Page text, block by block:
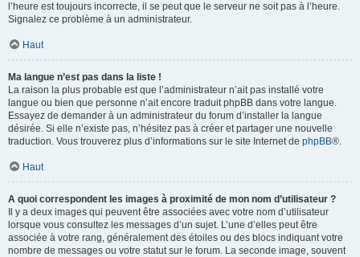
l’heure est toujours incorrecte, il se peut que le serveur ne soit pas à l’heure.
Signalez ce problème à un administrateur.
Haut
Ma langue n’est pas dans la liste !
La raison la plus probable est que l’administrateur n’ait pas installé votre
langue ou bien que personne n’ait encore traduit phpBB dans votre langue.
Essayez de demander à un administrateur du forum d’installer la langue
désirée. Si elle n’existe pas, n’hésitez pas à créer et partager une nouvelle
traduction. Vous trouverez plus d’informations sur le site Internet de phpBB®.
Haut
A quoi correspondent les images à proximité de mon nom d’utilisateur ?
Il y a deux images qui peuvent être associées avec votre nom d’utilisateur
lorsque vous consultez les messages d’un sujet. L’une d’elles peut être
associée à votre rang, généralement des étoiles ou des blocs indiquant votre
nombre de messages ou votre statut sur le forum. La seconde image, souvent